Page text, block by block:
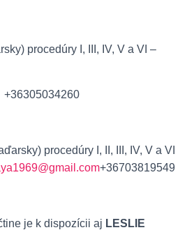
procedúry I, III, IV, V a VI –
procedúry I, II, III, IV, V a VI
+36703819549
je k dispozícii aj LESLIE